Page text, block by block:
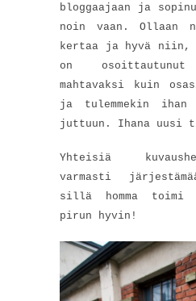
bloggaajaan ja
noin vaan. Ollaan
kertaa ja hyvä
on
mahtavaksi kuin
ja tulemmekin ihan
juttuun. Ihana uusi
Yhteisiä
varmasti
sillä homma
pirun hyvin!